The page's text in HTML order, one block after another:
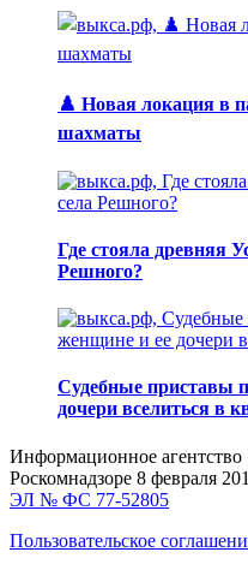
♟️ Новая локация в
шахматы
Где стояла древняя
Решного?
Судебные приставы
дочери вселиться в
Информационное агентство
Роскомнадзоре 8 февраля
ЭЛ № ФС 77-52805
Пользовательское